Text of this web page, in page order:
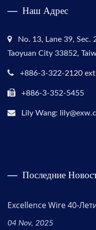
Наш Адрес
No. 13, Lane 39, Sec.
Taoyuan City 33852,
+886-3-322-2120
+886-3-352-5455
Lily Wang:
Последние
Excellence Wire 40-
04 Nov, 2025